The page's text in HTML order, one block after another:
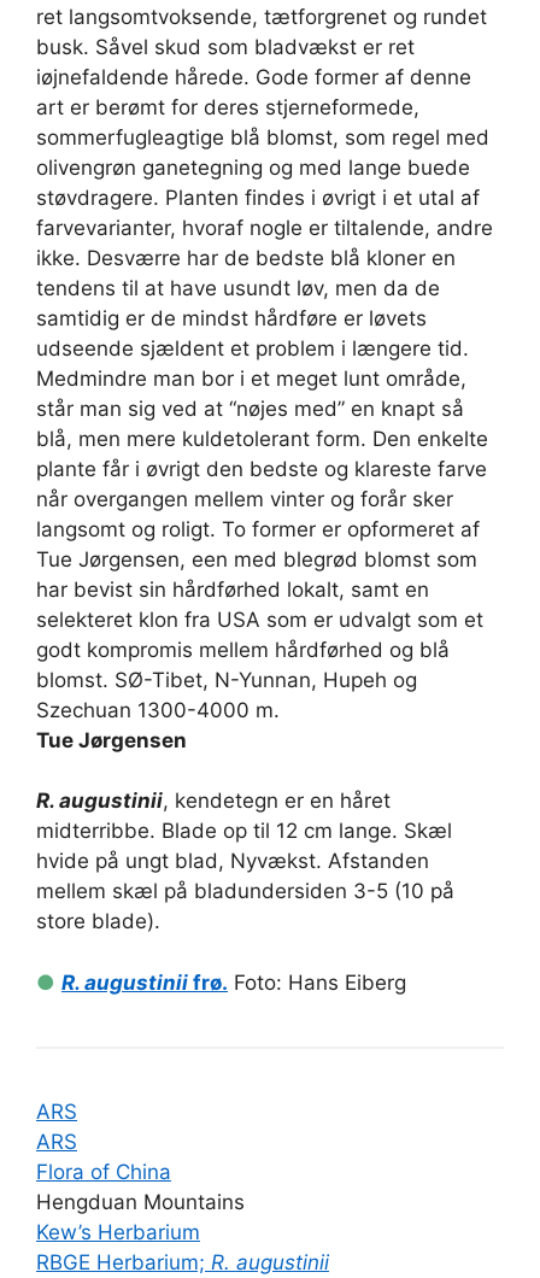
ret langsomtvoksende, tætforgrenet og rundet
busk. Såvel skud som bladvækst er ret
iøjnefaldende hårede. Gode former af denne
art er berømt for deres stjerneformede,
sommerfugleagtige blå blomst, som regel med
olivengrøn ganetegning og med lange buede
støvdragere. Planten findes i øvrigt i et utal af
farvevarianter, hvoraf nogle er tiltalende, andre
ikke. Desværre har de bedste blå kloner en
tendens til at have usundt løv, men da de
samtidig er de mindst hårdføre er løvets
udseende sjældent et problem i længere tid.
Med­mindre man bor i et meget lunt område,
står man sig ved at “nøjes med” en knapt så
blå, men mere kuldetolerant form. Den enkelte
plante får i øvrigt den bedste og klareste farve
når overgangen mellem vinter og forår sker
langsomt og roligt. To former er opformeret af
Tue Jørgensen, een med blegrød blomst som
har bevist sin hårdførhed lokalt, samt en
selekteret klon fra USA som er udvalgt som et
godt kompromis mellem hårdførhed og blå
blomst. SØ-Tibet, N-Yunnan, Hupeh og
Szechuan 1300-4000 m.
Tue Jørgensen
R. augustinii, kendetegn er en håret
midterribbe. Blade op til 12 cm lange. Skæl
hvide på ungt blad, Nyvækst. Afstanden
mellem skæl på bladundersiden 3-5 (10 på
store blade).
● R. augustinii frø. Foto: Hans Eiberg
ARS
ARS
Flora of China
Hengduan Mountains
Kew’s Herbarium
RBGE Herbarium; R. augustinii